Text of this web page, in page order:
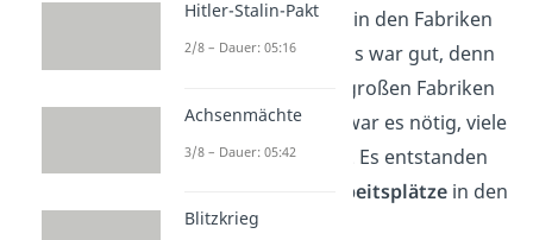
Erwachsene gab, die in den Fabriken
arbeiten konnten. Das war gut, denn
da Produkte jetzt in großen Fabriken
hergestellt wurden, war es nötig, viele
Arbeiter einzustellen. Es entstanden
mehr Arbeitsplätzein den
Fabriken Englands.
Hitler-Stalin-Pakt
2/8 – Dauer: 05:16
Achsenmächte
3/8 – Dauer: 05:42
Blitzkrieg